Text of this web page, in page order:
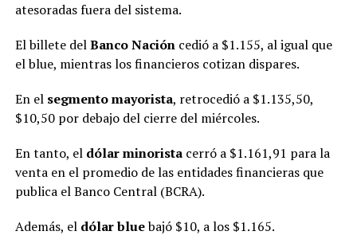
atesoradas fuera del sistema.
El billete delBanco Nacióncedió a $1.155, al igual que
el blue, mientras los financieros cotizan dispares.
En el segmento mayorista, retrocedió a $1.135,50,
$10,50 por debajo del cierre del miércoles.
En tanto, el dólar minoristacerró a $1.161,91 para la
venta en el promedio de las entidades financieras que
publica el Banco Central (BCRA).
Además, el dólar bluebajó $10, a los $1.165.